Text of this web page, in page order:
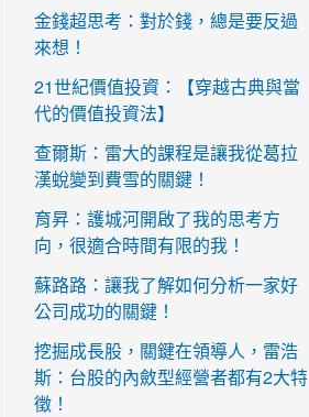
金錢超思考：對於錢，總是要反過
來想！
21世紀價值投資：【穿越古典與當
代的價值投資法】
查爾斯：雷大的課程是讓我從葛拉
漢蛻變到費雪的關鍵！
育昇：護城河開啟了我的思考方
向，很適合時間有限的我！
蘇路路：讓我了解如何分析一家好
公司成功的關鍵！
挖掘成長股，關鍵在領導人，雷浩
斯：台股的內斂型經營者都有2大特
徵！